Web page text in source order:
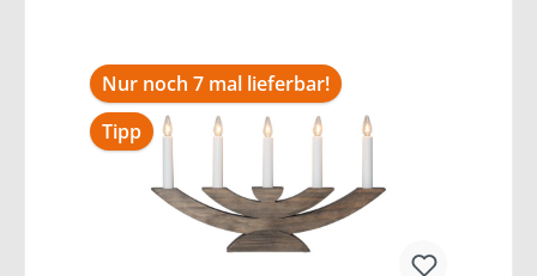
Nur noch 7 mal lieferbar!
Tipp